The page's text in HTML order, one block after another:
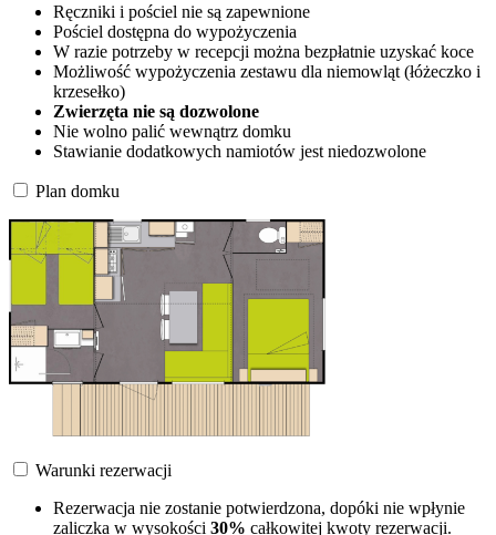
Ręczniki i pościel nie są zapewnione
Pościel dostępna do wypożyczenia
W razie potrzeby w recepcji można bezpłatnie uzyskać koce
Możliwość wypożyczenia zestawu dla niemowląt (łóżeczko i
krzesełko)
Zwierzęta nie są dozwolone
Nie wolno palić wewnątrz domku
Stawianie dodatkowych namiotów jest niedozwolone
Plan domku
Warunki rezerwacji
Rezerwacja nie zostanie potwierdzona, dopóki nie wpłynie
zaliczka w wysokości 30% całkowitej kwoty rezerwacji.